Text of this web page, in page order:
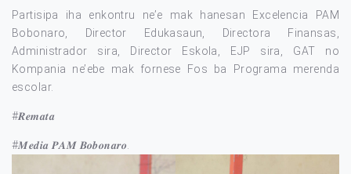
Partisipa iha enkontru ne’e mak hanesan Excelencia PAM
Bobonaro, Director Edukasaun, Directora Finansas,
Administrador sira, Director Eskola, EJP sira, GAT no
Kompania ne’ebe mak fornese Fos ba Programa merenda
escolar.
#𝑹𝒆𝒎𝒂𝒕𝒂
#𝑴𝒆𝒅𝒊𝒂 𝑷𝑨𝑴 𝑩𝒐𝒃𝒐𝒏𝒂𝒓𝒐.